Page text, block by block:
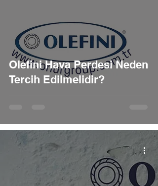
Olefini Hava Perdesi Neden
Tercih Edilmelidir?